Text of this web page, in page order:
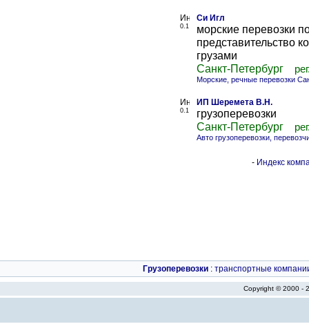
0.1
Си Игл
морские перевозки
представительство
грузами
Санкт-Петербург
Морские, речные перевозки
0.1
ИП Шеремета В.Н.
грузоперевозки
Санкт-Петербург
Авто грузоперевозки,
- Индекс
Грузоперевозки : транспортные
Copyright © 2000 -